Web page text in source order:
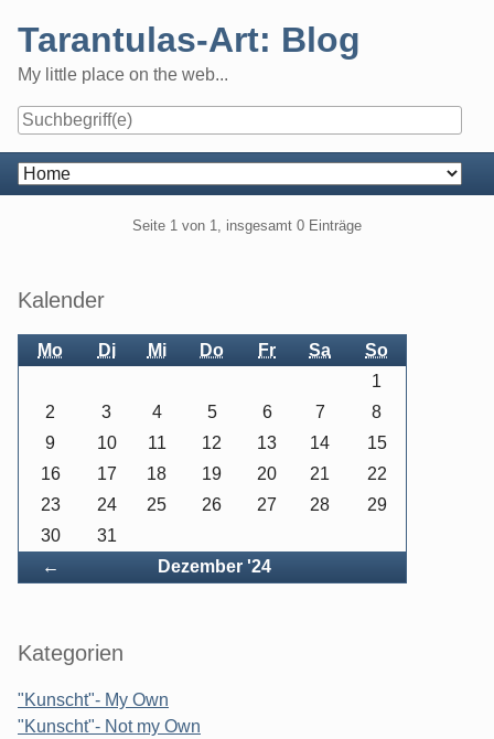
content
Tarantulas-Art: Blog
My little place on the web...
Navigation
Seite 1 von 1, insgesamt 0 Einträge
Seitenleiste
Kalender
Mo Di Mi Do Fr Sa So
← Dezember '24
1
2
3 4 5 6 7
8
9
10 11 12 13 14
15
16
17 18 19 20 21
22
23
24 25 26 27 28
29
30
31
Kategorien
"Kunscht"- My Own
"Kunscht"- Not my Own